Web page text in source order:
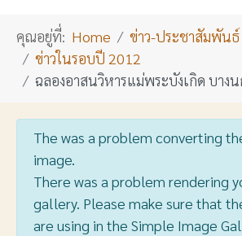
คุณอยู่ที่: Home
ข่าว-ประชาสัมพันธ์
ข่าวในรอบปี 2012
ฉลองอาสนวิหารแม่พระบังเกิด บาง
info
The was a problem converting
image.
There was a problem rendering
gallery. Please make sure that
are using in the Simple Image